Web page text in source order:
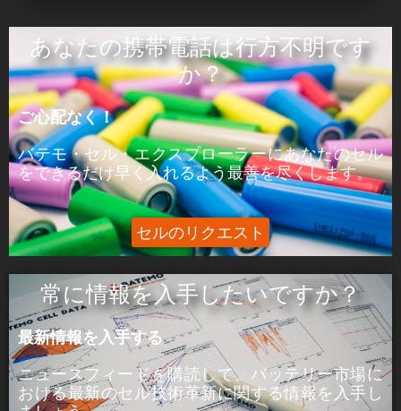
ÒâæÒâ»Òâ╝:
ピーク電力はセルが5分間供給できる電力であ
る。
þÅ¥Õ£¿:
ピーク電流は、セルが5分間供給できる電流であ
る。
あなたの携帯電話は行方不明です
か？
ご心配なく！
バテモ・セル・エクスプローラーにあなたのセル
をできるだけ早く入れるよう最善を尽くします。
セルのリクエスト
常に情報を入手したいですか？
最新情報を入手する
ニュースフィードを購読して、バッテリー市場に
おける最新のセル技術革新に関する情報を入手し